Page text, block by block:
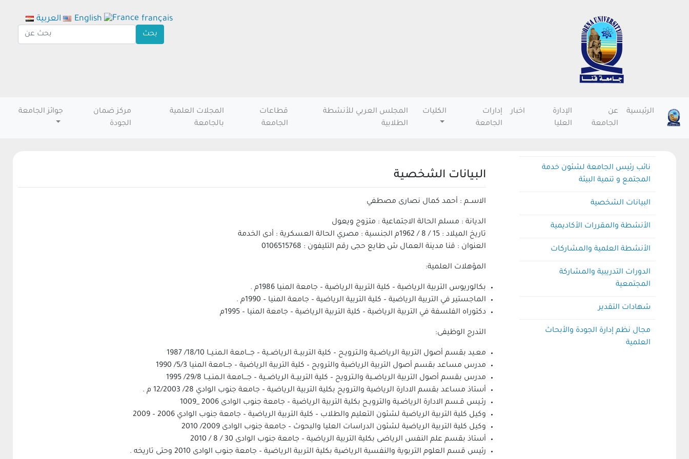
الرئيسية
عن
الجامعة
الإدارة
العليا
اخبار
إدارات
الجامعة
الكليات
المجلس العربي للأنشطة
الطلابية
قطاعات
الجامعة
المجلات العلمية
بالجامعة
مركز ضمان
الجودة
جوائز الجامعة
نائب رئيس الجامعة لشئون خدمة
المجتمع و تنمية البيئة
البيانات الشخصية
الأنشطة والمقررات الأكاديمية
الأنشطة العلمية والمشاركات
الدورات التدريبية والمشاركة
المجتمعية
شهادات التقدير
مجال نظم إدارة الجودة والأبحاث
العلمية
البيانات الشخصية
الاســم : أحمد كمال نصارى مصطفي
الديانة : مسلم الحالة الاجتماعية : متزوج ويعول
تاريخ الميلاد : 15 / 8 / 1962م الجنسية : مصري الحالة العسكرية : أدى الخدمة
العنوان : قنا مدينة العمال ش طايع حجى رقم التليفون : 0106515768
المؤهلات العلمية:
بكالوريوس التربية الرياضية – كلية التربية الرياضية – جامعة المنيا 1986م .
الماجستير في التربية الرياضية – كلية التربية الرياضية – جامعة المنيا – 1990م .
دكتوراه الفلسفة في التربية الرياضية – كلية التربية الرياضية – جامعة المنيا – 1995م
التدرج الوظيفى:
معـيد بقسم أصول التربية الرياضــية والـترويـح – كلية التربيــة الرياضــية – جـــامعة الـمنـيــا 18/10/ 1987
مدرس مساعد بقسم أصول التربية الرياضية والترويح – كلية التربية الرياضية – جــامعة المنيا 5/3/ 1990
مدرس بقسم أصول التربية الرياضــية والـترويح – كلية التربيــة الرياضــية – جـــامعة الـمنـيــا 29/8/ 1995
أستاذ مساعد بقسم الادارة الرياضية والترويح بكلية التربية الرياضية – جامعة جنوب الوادي 28/ 12/2003 م .
رئـيس قـسم الادارة الرياضـية والترويـح بكلية التربية الرياضية – جامعة جنوب الوادى 2006 _1009
وكيل كلية التربية الرياضية لشئون التعليم والطلاب – كلية التربية الرياضية – جامعة جنوب الوادي 2006 – 2009
وكيل كلية التربية الرياضية لشئون الدراسات العليا والبحوث – جامعة جنوب الوادى 2009/ 2010
أستاذ بقسم علم النفس الرياضى بكلية التربية الرياضية – جامعة جنوب الوادى 30 / 8 / 2010
رئيس قسم العلوم التربوية والنفسية الرياضية بكلية التربية الرياضية – جامعة جنوب الوادى 2010 وحتى تاريخه .
العربية English français